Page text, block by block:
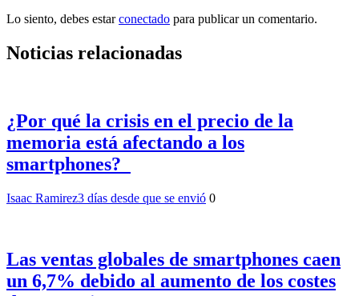
Lo siento, debes estarconectado para publicar un comentario.
Noticias relacionadas
¿Por qué la crisis en el precio de la
memoria está afectando a los
smartphones?
Isaac Ramirez3 días desde que se envió 0
Las ventas globales de smartphones caen
un 6,7% debido al aumento de los costes